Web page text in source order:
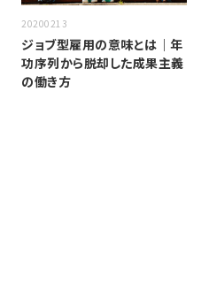
20200213
ジョブ型雇用の意味とは｜年
功序列から脱却した成果主義
の働き方